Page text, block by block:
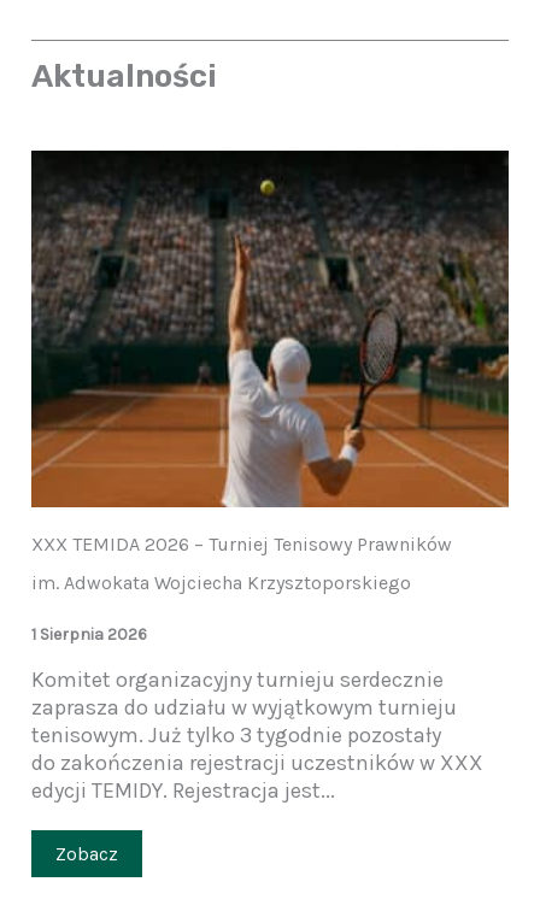
Aktualności
XXX TEMIDA 2026 – Turniej Tenisowy Prawników
im. Adwokata Wojciecha Krzysztoporskiego
1 Sierpnia 2026
Komitet organizacyjny turnieju serdecznie
zaprasza do udziału w wyjątkowym turnieju
tenisowym. Już tylko 3 tygodnie pozostały
do zakończenia rejestracji uczestników w XXX
edycji TEMIDY. Rejestracja jest...
Zobacz